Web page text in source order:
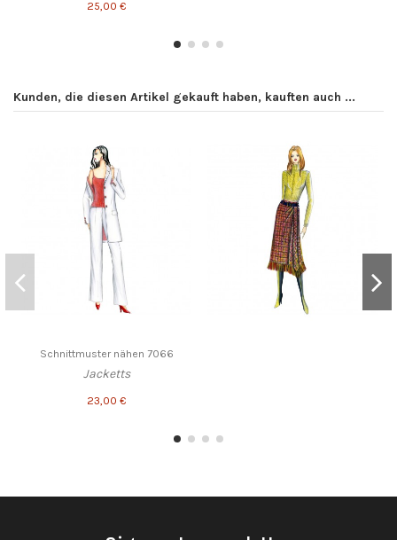
25,00 €
Kunden, die diesen Artikel gekauft haben, kauften auch ...
Schnittmuster nähen 7066
Jacketts
23,00 €